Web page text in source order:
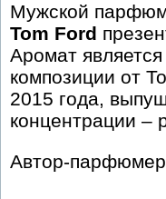
Мужской
Tom Ford
Аромат
композиции от
2015 года,
концентрации –
Автор-